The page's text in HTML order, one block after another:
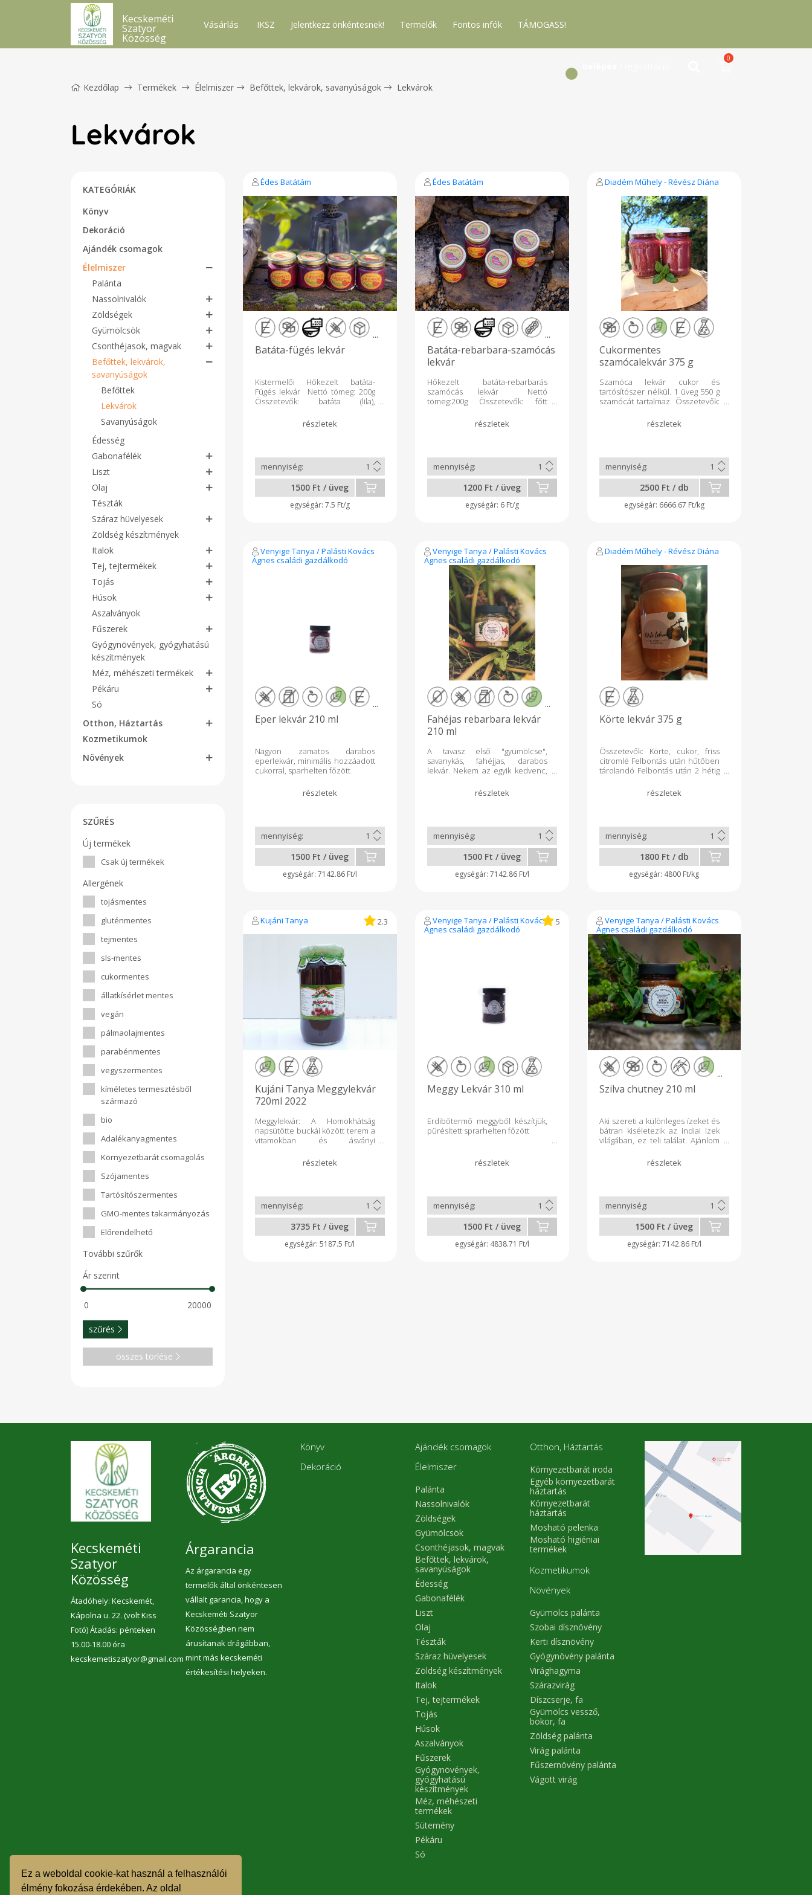
Ez a weboldal cookie-kat használ a felhasználói
élmény fokozása érdekében. Az oldal
Kecskeméti
Szatyor
Közösség
Vásárlás IKSZ Jelentkezz önkéntesnek! Termelők Fontos infók TÁMOGASS!
0
Kezdőlap Termékek Élelmiszer Befőttek, lekvárok, savanyúságok Lekvárok
Lekvárok
KATEGÓRIÁK
Könyv
Dekoráció
Ajándék csomagok
Élelmiszer
Palánta
Nassolnivalók
Zöldségek
Gyümölcsök
Csonthéjasok, magvak
Befőttek, lekvárok,
savanyúságok
Befőttek
Lekvárok
Savanyúságok
Édesség
Gabonafélék
Liszt
Olaj
Tészták
Száraz hüvelyesek
Zöldség készítmények
Italok
Tej, tejtermékek
Tojás
Húsok
Aszalványok
Fűszerek
Gyógynövények, gyógyhatású
készítmények
Méz, méhészeti termékek
Pékáru
Só
Otthon, Háztartás
Kozmetikumok
Növények
SZŰRÉS
Új termékek
Csak új termékek
Allergének
tojásmentes
gluténmentes
tejmentes
sls-mentes
cukormentes
állatkísérlet mentes
vegán
pálmaolajmentes
parabénmentes
vegyszermentes
kíméletes termesztésből
származó
bio
Adalékanyagmentes
Környezetbarát csomagolás
Szójamentes
Tartósítószermentes
GMO-mentes takarmányozás
Előrendelhető
További szűrők
Ár szerint
szűrés
összes törlése
Édes Batátám
...
Batáta-fügés lekvár
Kistermelői Hőkezelt batáta-
Fügés lekvár Nettó tömeg: 200g
Összetevők: batáta (lila),
tartalmaz hozzáadott cukrot.
Felbontás után hűtőből 10nap
kekszekhez,müzlibe.
1500 Ft / üveg
7.5 Ft/g
Édes Batátám
...
Batáta-rebarbara-szamócás
lekvár
Hőkezelt batáta-rebarbarás
szamócás lekvár Nettó
tömeg:200g Összetevők: főtt
szamóca, szőlőlé. Nem tartalmaz
hozzáadott cukrot. Felbontás
pirítóshoz, desszertnek,
kekszekhez,palacsintába. Annak
aki szereti az édes-savanykás
ízeket akár sült, párolt hús mellé
is jó választás. A rebarbara kicsit
fanyarkás íze kiérződik.
1200 Ft / üveg
6 Ft/g
Diadém Műhely - Révész Diána
Cukormentes
szamócalekvár 375 g
Szamóca lekvár cukor és
tartósítószer nélkül. 1 üveg 550 g
szamócát tartalmaz. Összetevők:
után hűtőben tárolandó
Felbontás után 2 hétig
Révész Diána kistermelő 6050
Lajosmizse, Bene tanya 160/B
Rsz: 02 T 2816 Tel: +36 70 941
2500 Ft / db
6666.67 Ft/kg
Venyige Tanya / Palásti Kovács
Ágnes családi gazdálkodó
...
Eper lekvár 210 ml
Nagyon zamatos darabos
eperlekvár, minimális hozzáadott
cukorral, sparhelten főzött
1500 Ft / üveg
7142.86 Ft/l
Venyige Tanya / Palásti Kovács
Ágnes családi gazdálkodó
...
Fahéjas rebarbara lekvár
210 ml
A tavasz első "gyümölcse",
savanykás, fahéjjas, darabos
lekvár. Nekem az egyik kedvenc,
rakva sem utolsó
1500 Ft / üveg
7142.86 Ft/l
Diadém Műhely - Révész Diána
Körte lekvár 375 g
Összetevők: Körte, cukor, friss
citromlé Felbontás után hűtőben
tárolandó Felbontás után 2 hétig
évig eltartható Készítette: Révész
0823
1800 Ft / db
4800 Ft/kg
Kujáni Tanya 2.3
Kujáni Tanya Meggylekvár
720ml 2022
Meggylekvár: A Homokhátság
napsütötte buckái között terem a
vitamokban és ásványi
melynek legjavából készülnek
termékeink. A kizárólag saját
lekvár tartósítószert nem
tartalmaz, így gyermekek és
tartósítószer érzékenyek is
fogyaszthatják. Kóstolja meg és
fedezze fel benne a nagymama
által készített feledhetetlen
3735 Ft / üveg
5187.5 Ft/l
Venyige Tanya / Palásti Kovács
Ágnes családi gazdálkodó
5
Meggy Lekvár 310 ml
Erdibőtermő meggyből készítjük,
pürésített sprarhelten főzött
1500 Ft / üveg
4838.71 Ft/l
Venyige Tanya / Palásti Kovács
Ágnes családi gazdálkodó
...
Szilva chutney 210 ml
Aki szereti a különleges ízeket és
bátran kiséletezik az indiai izek
világában, ez teli találat. Ajánlom
szűzpecsenyéhez,sertés húsból
készült ételekhez, de érdemes
benne édes-csipős és savanyú is
egyben, fő fűszere a rozmaring
és a chili
1500 Ft / üveg
7142.86 Ft/l
Kecskeméti
Szatyor
Közösség
Átadóhely: Kecskemét,
Kápolna u. 22. (volt Kiss
Fotó) Átadás: pénteken
15.00-18.00 óra
kecskemetiszatyor@gmail.com
Árgarancia
Az árgarancia egy
termelők által önkéntesen
vállalt garancia, hogy a
Kecskeméti Szatyor
Közösségben nem
árusítanak drágábban,
mint más kecskeméti
értékesítési helyeken.
Könyv
Dekoráció
Ajándék csomagok
Élelmiszer
Palánta
Nassolnivalók
Zöldségek
Gyümölcsök
Csonthéjasok, magvak
Befőttek, lekvárok,
savanyúságok
Édesség
Gabonafélék
Liszt
Olaj
Tészták
Száraz hüvelyesek
Zöldség készítmények
Italok
Tej, tejtermékek
Tojás
Húsok
Aszalványok
Fűszerek
Gyógynövények,
gyógyhatású
készítmények
Méz, méhészeti
termékek
Sütemény
Pékáru
Só
Otthon, Háztartás
Környezetbarát iroda
Egyéb környezetbarát
háztartás
Környezetbarát
háztartás
Mosható pelenka
Mosható higiéniai
termékek
Kozmetikumok
Növények
Gyümölcs palánta
Szobai dísznövény
Kerti dísznövény
Gyógynövény palánta
Virághagyma
Szárazvirág
Díszcserje, fa
Gyümölcs vessző,
bokor, fa
Zöldség palánta
Virág palánta
Fűszernövény palánta
Vágott virág